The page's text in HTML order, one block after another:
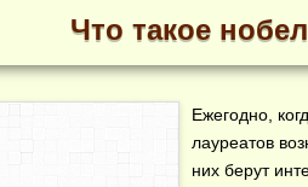
Что такое
Ежегодно,
лауреатов
них берут